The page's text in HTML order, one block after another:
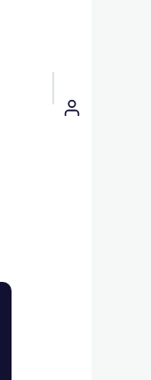
Menu
uživatelského